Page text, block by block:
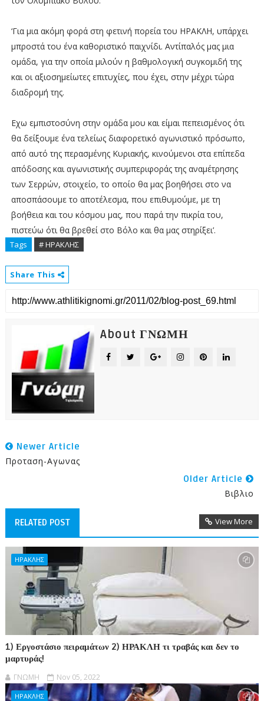
‘Για μια ακόμη φορά στη φετινή πορεία του ΗΡΑΚΛΗ, υπάρχει
μπροστά του ένα καθοριστικό παιχνίδι. Αντίπαλός μας μια
ομάδα, για την οποία μιλούν η βαθμολογική συγκομιδή της
και οι αξιοσημείωτες επιτυχίες, που έχει, στην μέχρι τώρα
διαδρομή της.
Εχω εμπιστοσύνη στην ομάδα μου και είμαι πεπεισμένος ότι
θα δείξουμε ένα τελείως διαφορετικό αγωνιστικό πρόσωπο,
από αυτό της περασμένης Κυριακής, κινούμενοι στα επίπεδα
απόδοσης και αγωνιστικής συμπεριφοράς της αναμέτρησης
των Σερρών, στοιχείο, το οποίο θα μας βοηθήσει στο να
αποσπάσουμε το αποτέλεσμα, που επιθυμούμε, με τη
βοήθεια και του κόσμου μας, που παρά την πικρία του,
πιστεύω ότι θα βρεθεί στο Βόλο και θα μας στηρίξει’.
Tags # ΗΡΑΚΛΗΣ
Share This
About ΓΝΩΜΗ
Newer Article
Προταση-Αγωνας
Older Article
Βιβλιο
RELATED POST View More
ΗΡΑΚΛΗΣ
1) Εργοστάσιο πειραμάτων 2) ΗΡΑΚΛΗ τι τραβάς και δεν το
μαρτυράς!
ΓΝΩΜΗ Nov 05, 2022
ΗΡΑΚΛΗΣ